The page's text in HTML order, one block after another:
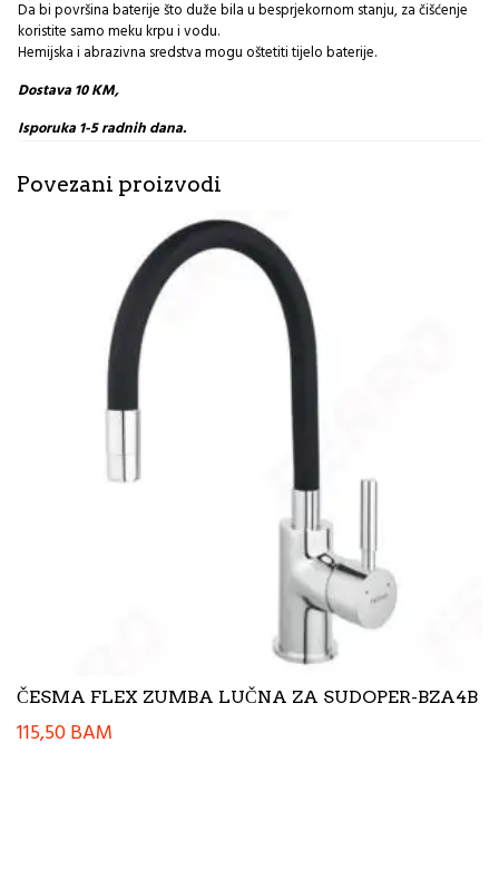
Da bi površina baterije što duže bila u besprjekornom stanju, za čišćenje
koristite samo meku krpu i vodu.
Hemijska i abrazivna sredstva mogu oštetiti tijelo baterije.
Dostava 10 KM,
Isporuka 1-5 radnih dana.
Povezani proizvodi
ČESMA FLEX ZUMBA LUČNA ZA SUDOPER-BZA4B
115,50BAM